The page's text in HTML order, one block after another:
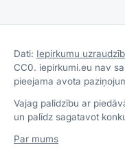
Dati: Iepirkumu
CC0. iepirkumi.eu nav
pieejama avota
Vajag palīdzību ar
un palīdz sagatavot
Par mums